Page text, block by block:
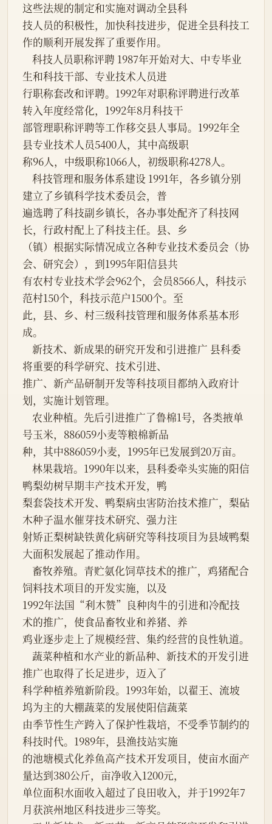
这些法规的制定和实施对调动全县科
技人员的积极性，加快科技进步，促进全县科技工
作的顺利开展发挥了重要作用。
生和科技干部、专业技术人员进
行职称套改和评聘。1992年对职称评聘进行改革
转入年度经常化，1992年8月科技干
部管理职称评聘等工作移交县人事局。1992年全
县专业技术人员5400人，其中高级职
称96人，中级职称1066人，初级职称4278人。
建立了乡镇科学技术委员会，普
遍选聘了科技副乡镇长，各办事处配齐了科技网
长，行政村配上了科技主任。县、乡
（镇）根据实际情况成立各种专业技术委员会（协
会、研究会），到1995年阳信县共
有农村专业技术学会962个，会员8566人，科技示
范村150个，科技示范户1500个。至
此，县、乡、村三级科技管理和服务体系基本形
成。
将重要的科学研究、技术引进、
推广、新产品研制开发等科技项目都纳入政府计
划，实施计划管理。
号玉米，886059小麦等粮棉新品
种，其中886059小麦，1995年已发展到20万亩。
鸭梨幼树早期丰产技术开发，鸭
梨套袋技术开发、鸭梨病虫害防治技术推广，梨砧
木种子温水催芽技术研究、强力注
射矫正梨树缺铁黄化病研究等科技项目为县域鸭梨
大面积发展起了推动作用。
饲料技术项目的开发实施，以及
1992年法国“利木赞”良种肉牛的引进和冷配技
术的推广，使食品畜牧业和养猪、养
鸡业逐步走上了规模经营、集约经营的良性轨道。
推广也取得了长足进步，迈入了
科学种植养殖新阶段。1993年始，以翟王、流坡
坞为主的大棚蔬菜的发展使阳信蔬菜
由季节性生产跨入了保护性栽培，不受季节制约的
科技时代。1989年，县渔技站实施
的池塘模式化养鱼高产技术开发项目，使亩水面产
量达到380公斤，亩净收入1200元，
单位面积水面收入超过了良田收入，并于1992年7
月获滨州地区科技进步三等奖。